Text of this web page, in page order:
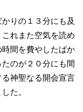
りの１３分にも及
れまた空気を読め
間を費やしたばか
のが２０分にも間
神聖なる開会宣言
た。